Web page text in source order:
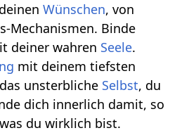
Wünschen, von
Mechanismen. Binde
deiner wahren Seele.
mit deinem tiefsten
unsterbliche Selbst, du
dich innerlich damit, so
du wirklich bist.